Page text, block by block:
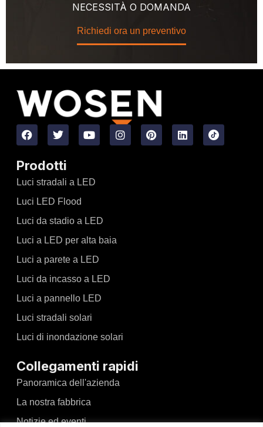
NECESSITÀ O DOMANDA
Richiedi ora un preventivo
Prodotti
Luci stradali a LED
Luci LED Flood
Luci da stadio a LED
Luci a LED per alta baia
Luci a parete a LED
Luci da incasso a LED
Luci a pannello LED
Luci stradali solari
Luci di inondazione solari
Collegamenti rapidi
Panoramica dell'azienda
La nostra fabbrica
Notizie ed eventi